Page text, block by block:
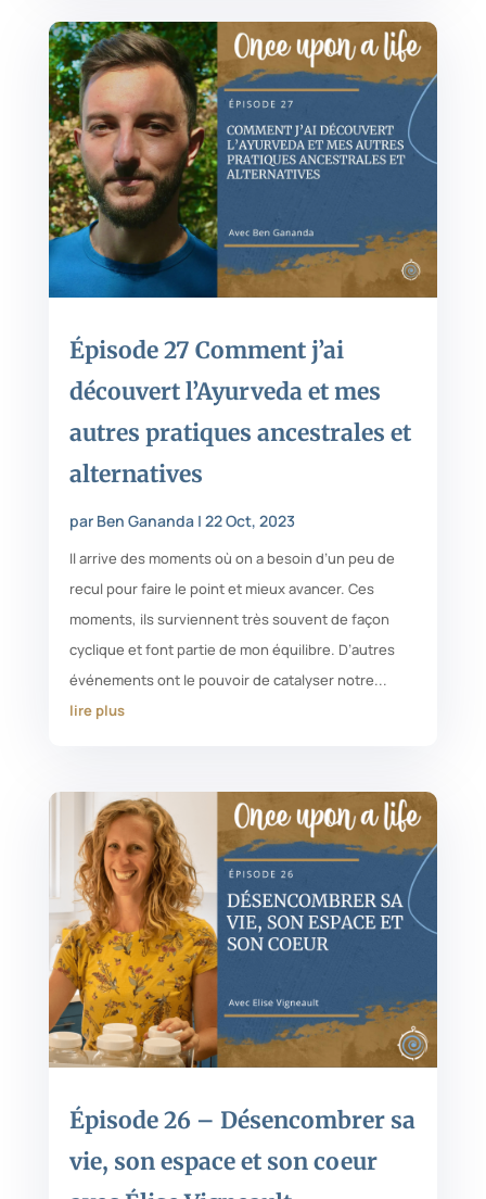
Épisode 27 Comment j’ai
découvert l’Ayurveda et mes
autres pratiques ancestrales et
alternatives
par Ben Gananda| 22 Oct, 2023
Il arrive des moments où on a besoin d’un peu de
recul pour faire le point et mieux avancer. Ces
moments, ils surviennent très souvent de façon
cyclique et font partie de mon équilibre. D’autres
événements ont le pouvoir de catalyser notre...
lire plus
Épisode 26 – Désencombrer sa
vie, son espace et son coeur